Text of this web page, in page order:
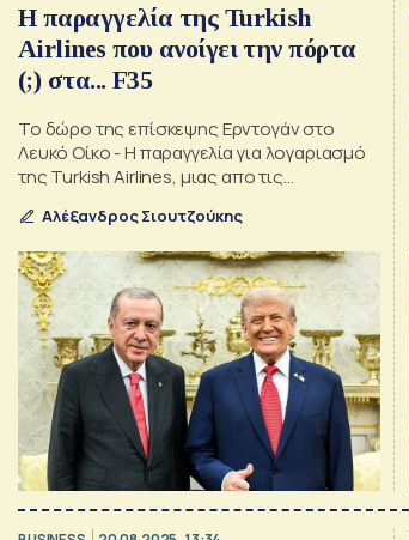
Η παραγγελία της Turkish
Airlines που ανοίγει την πόρτα
(;) στα... F35
Το δώρο της επίσκεψης Ερντογάν στο
Λευκό Οίκο - Η παραγγελία για λογαριασμό
της Turkish Airlines, μιας απο τις
κόσμου
Αλέξανδρος Σιουτζούκης